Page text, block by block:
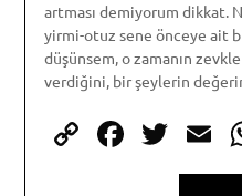
artması demiyorum dikkat.
yirmi-otuz sene önceye ait
düşünsem, o zamanın
verdiğini, bir şeylerin
Copy